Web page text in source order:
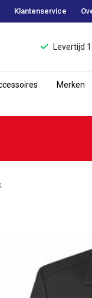
Klantenservice
Levertijd
Merken